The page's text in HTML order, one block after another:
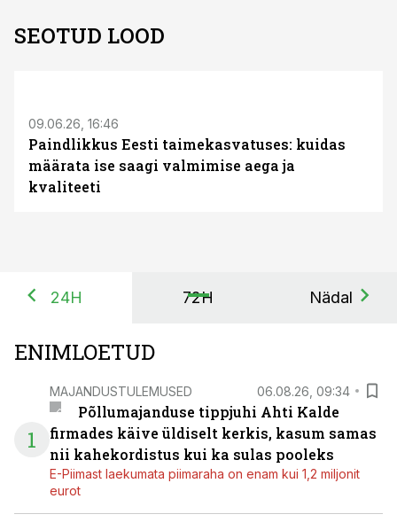
SEOTUD LOOD
09.06.26, 16:46
Paindlikkus Eesti taimekasvatuses: kuidas
määrata ise saagi valmimise aega ja
kvaliteeti
24H 72H Nädal
ENIMLOETUD
1
MAJANDUSTULEMUSED 06.08.26, 09:34
Põllumajanduse tippjuhi Ahti Kalde
firmades käive üldiselt kerkis, kasum samas
nii kahekordistus kui ka sulas pooleks
E-Piimast laekumata piimaraha on enam kui 1,2 miljonit
eurot